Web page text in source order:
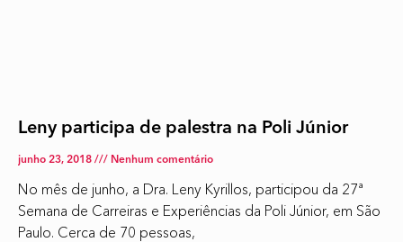
Leny participa de palestra na Poli Júnior
junho 23, 2018 Nenhum comentário
No mês de junho, a Dra. Leny Kyrillos, participou da 27ª
Semana de Carreiras e Experiências da Poli Júnior, em São
Paulo. Cerca de 70 pessoas,